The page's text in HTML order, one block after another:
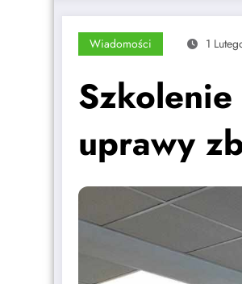
Wiadomości 1
uprawy